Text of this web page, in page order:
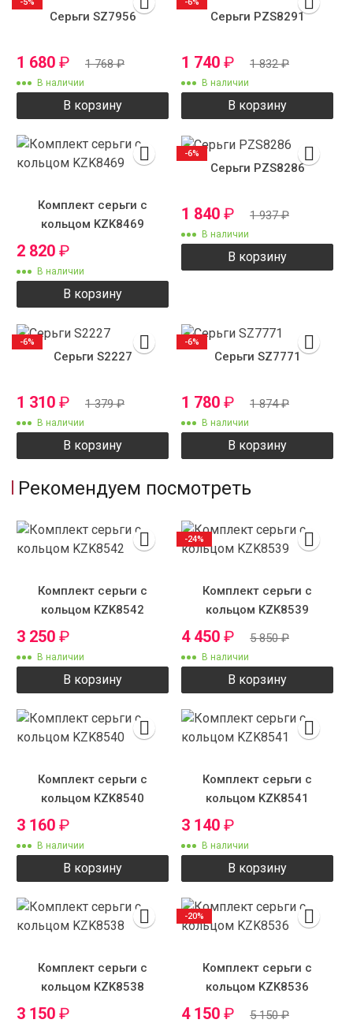
Серьги SZ7956
1 680 ₽ 1 768₽
В наличии
В корзину
Серьги PZS8291
1 740 ₽ 1 832₽
В наличии
В корзину
Комплект серьги с
кольцом KZK8469
2 820 ₽
В наличии
В корзину
Серьги PZS8286
1 840 ₽ 1 937₽
В наличии
В корзину
-6%
Серьги S2227
1 310 ₽ 1 379₽
В наличии
В корзину
-6%
Серьги SZ7771
1 780 ₽ 1 874₽
В наличии
В корзину
-6%
Рекомендуем посмотреть
Комплект серьги с
кольцом KZK8542
3 250 ₽
В наличии
В корзину
Комплект серьги с
кольцом KZK8539
4 450 ₽ 5 850₽
В наличии
В корзину
-24%
Комплект серьги с
кольцом KZK8540
3 160 ₽
В наличии
В корзину
Комплект серьги с
кольцом KZK8541
3 140 ₽
В наличии
В корзину
Комплект серьги с
кольцом KZK8538
3 150 ₽
Комплект серьги с
кольцом KZK8536
4 150 ₽ 5 150₽
-20%